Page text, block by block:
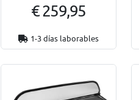
€ 259,95
1-3 días laborables